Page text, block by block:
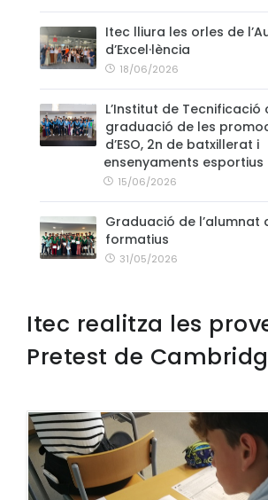
Itec lliura les orles de
d’Excel·lència
18/06/2026
L’Institut de
graduació de les
d’ESO, 2n de batxillerat i
ensenyaments esportius
15/06/2026
Graduació de l’alumnat
formatius
31/05/2026
Itec realitza les
Pretest de